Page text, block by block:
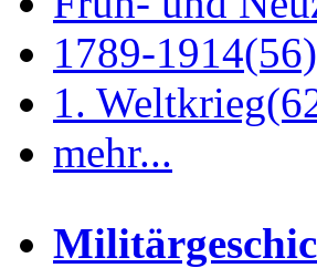
1789-1914(56)
1. Weltkrieg
mehr...